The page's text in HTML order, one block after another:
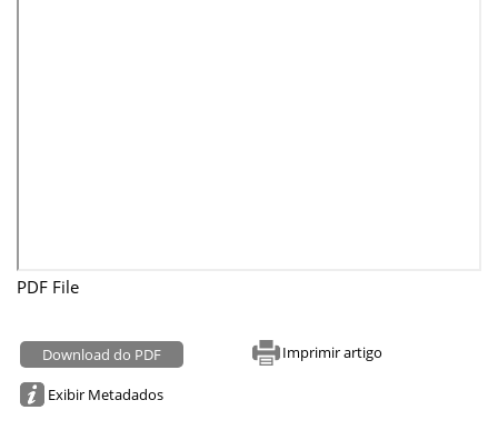
PDF File
Download do PDF Imprimir artigo
Exibir Metadados